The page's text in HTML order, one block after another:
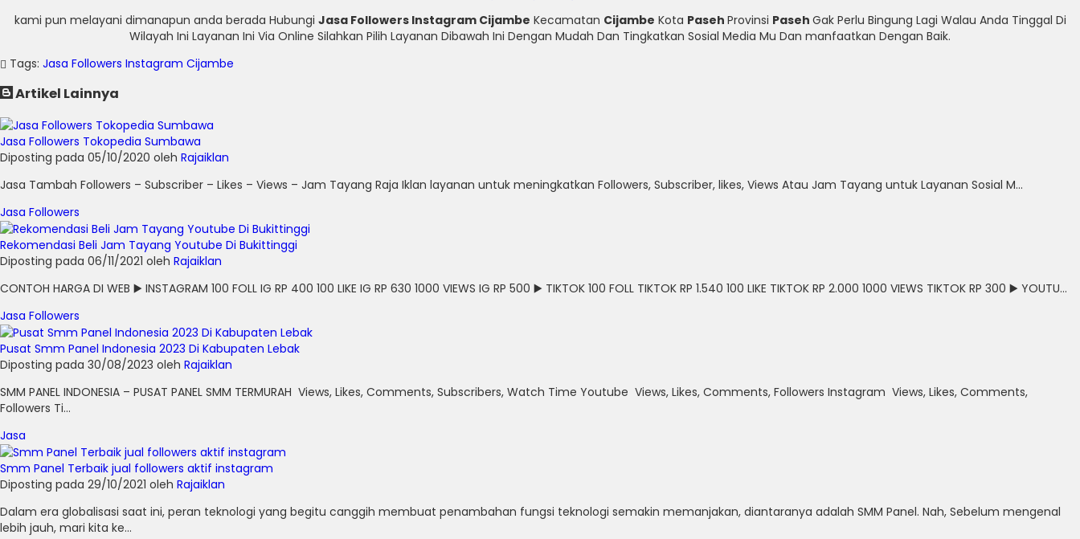
kami pun melayani dimanapun anda berada Hubungi Jasa Followers Instagram Cijambe Kecamatan Cijambe Kota Paseh Provinsi Paseh Gak Perlu Bingung Lagi Walau Anda Tinggal Di
Wilayah Ini Layanan Ini Via Online Silahkan Pilih Layanan Dibawah Ini Dengan Mudah Dan Tingkatkan Sosial Media Mu Dan manfaatkan Dengan Baik.
Tags: Jasa Followers Instagram Cijambe
Artikel Lainnya
Jasa Followers Tokopedia Sumbawa
Diposting pada 05/10/2020 oleh Rajaiklan
Jasa Tambah Followers – Subscriber – Likes – Views – Jam Tayang Raja Iklan layanan untuk meningkatkan Followers, Subscriber, likes, Views Atau Jam Tayang untuk Layanan Sosial M...
Jasa Followers
Rekomendasi Beli Jam Tayang Youtube Di Bukittinggi
Diposting pada 06/11/2021 oleh Rajaiklan
CONTOH HARGA DI WEB ▶️ INSTAGRAM 100 FOLL IG RP 400 100 LIKE IG RP 630 1000 VIEWS IG RP 500 ▶️ TIKTOK 100 FOLL TIKTOK RP 1.540 100 LIKE TIKTOK RP 2.000 1000 VIEWS TIKTOK RP 300 ▶️ YOUTU...
Jasa Followers
Pusat Smm Panel Indonesia 2023 Di Kabupaten Lebak
Diposting pada 30/08/2023 oleh Rajaiklan
SMM PANEL INDONESIA – PUSAT PANEL SMM TERMURAH Views, Likes, Comments, Subscribers, Watch Time Youtube Views, Likes, Comments, Followers Instagram Views, Likes, Comments,
Followers Ti...
Jasa
Smm Panel Terbaik jual followers aktif instagram
Diposting pada 29/10/2021 oleh Rajaiklan
Dalam era globalisasi saat ini, peran teknologi yang begitu canggih membuat penambahan fungsi teknologi semakin memanjakan, diantaranya adalah SMM Panel. Nah, Sebelum mengenal
lebih jauh, mari kita ke...